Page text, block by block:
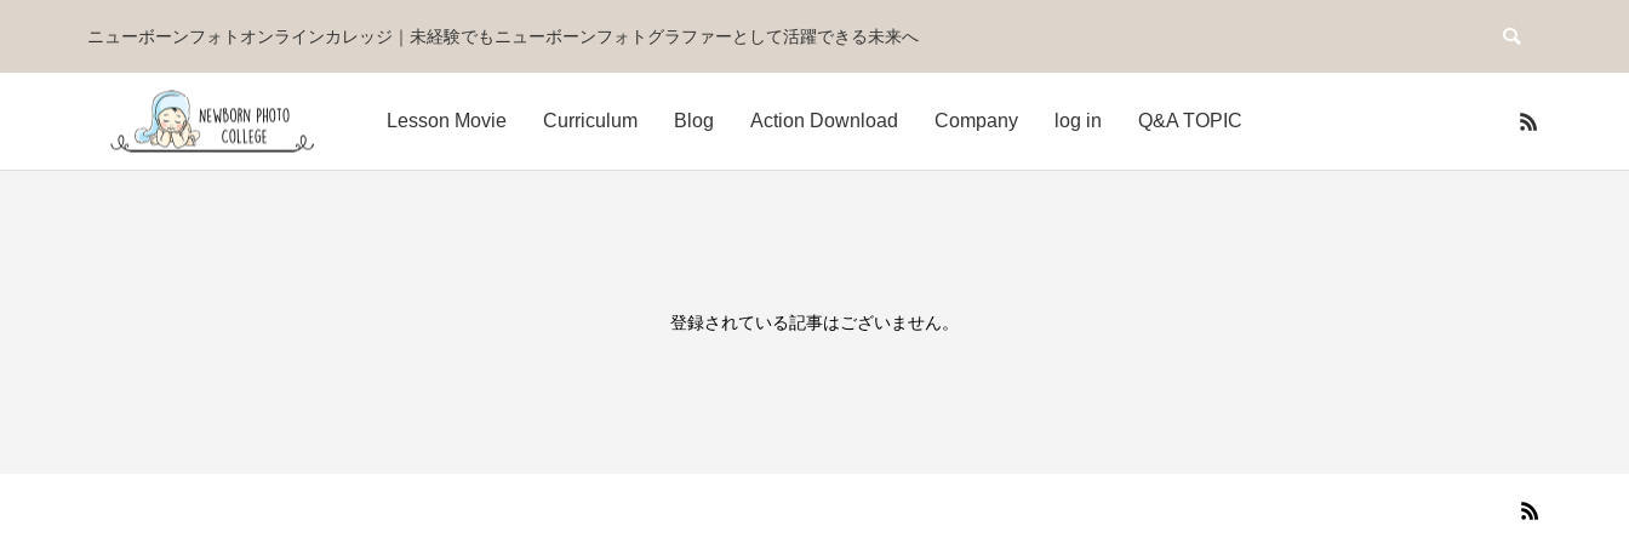
ニューボーンフォトオンラインカレッジ｜未経験でもニューボーンフォトグラファーとして活躍できる未来へ
Lesson Movie Curriculum Blog Action Download Company log in Q&A TOPIC
登録されている記事はございません。